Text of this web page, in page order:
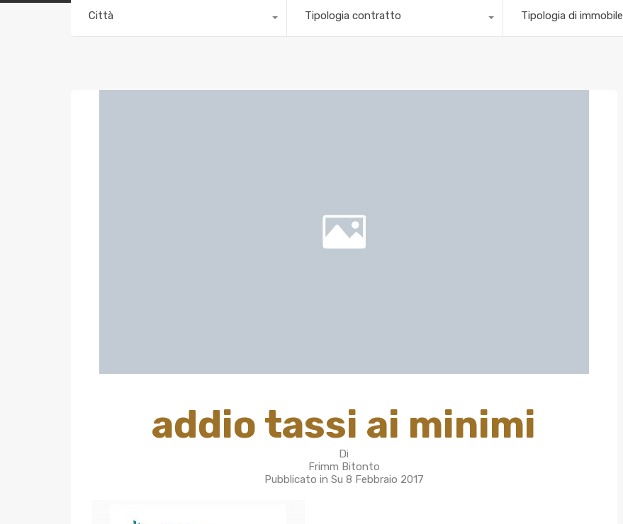
Città Tipologia contratto Tipologia di immobile
addio tassi ai minimi
Di
Frimm Bitonto
Pubblicato in Su 8 Febbraio 2017